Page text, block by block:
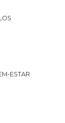
ESTAR